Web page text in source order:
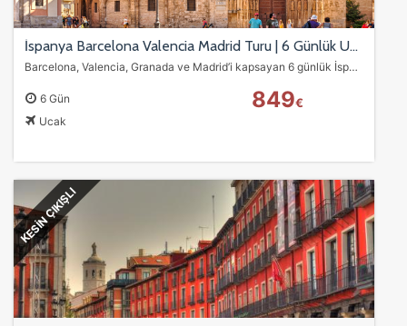
İspanya Barcelona Valencia Madrid Turu | 6 Günlük Uçaklı Avrupa Turu
Barcelona, Valencia, Granada ve Madrid’i kapsayan 6 günlük İspanya turu ile Gaudi eserleri, Endülüs şehirleri, sahiller ve kültürel keşifleri tek programda yaşayın.…
6 Gün
Ucak
849€
KESİN ÇIKIŞLI